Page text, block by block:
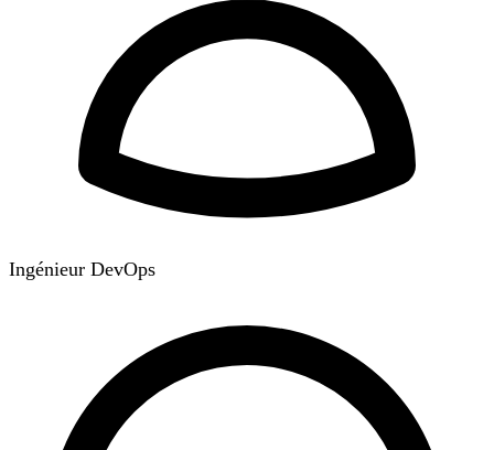
Ingénieur DevOps